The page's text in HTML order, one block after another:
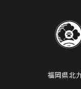
福岡県北